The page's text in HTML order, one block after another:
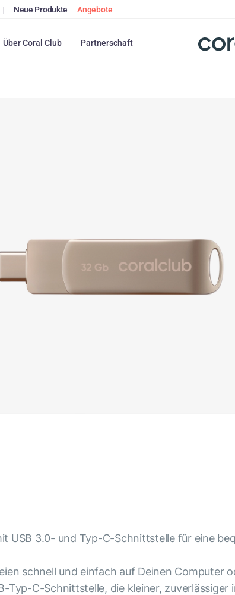
| Neue Produkte Angebote
Über Coral Club Partnerschaft
USB 3.0- und Typ-C-Schnittstelle für eine
schnell und einfach auf Deinen
Typ-C-Schnittstelle, die kleiner,